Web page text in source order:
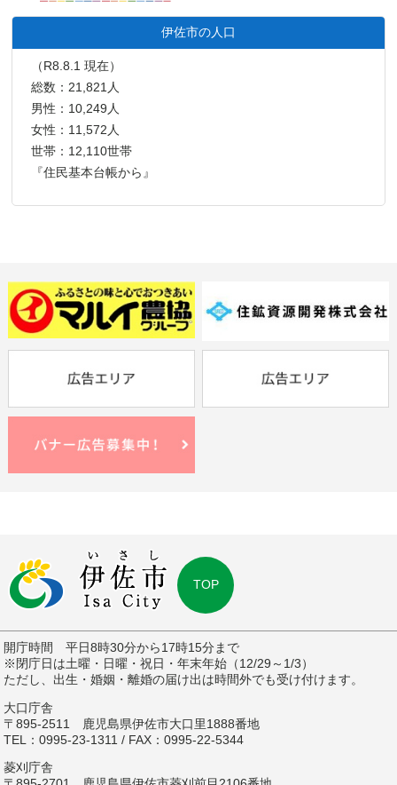
伊佐市の人口
（R8.8.1 現在）
総数：21,821人
男性：10,249人
女性：11,572人
世帯：12,110世帯
『住民基本台帳から』
TOP
開庁時間 平日8時30分から17時15分まで
※閉庁日は土曜・日曜・祝日・年末年始（12/29～1/3）
ただし、出生・婚姻・離婚の届け出は時間外でも受け付けます。
大口庁舎
〒895-2511 鹿児島県伊佐市大口里1888番地
TEL：0995-23-1311 / FAX：0995-22-5344
菱刈庁舎